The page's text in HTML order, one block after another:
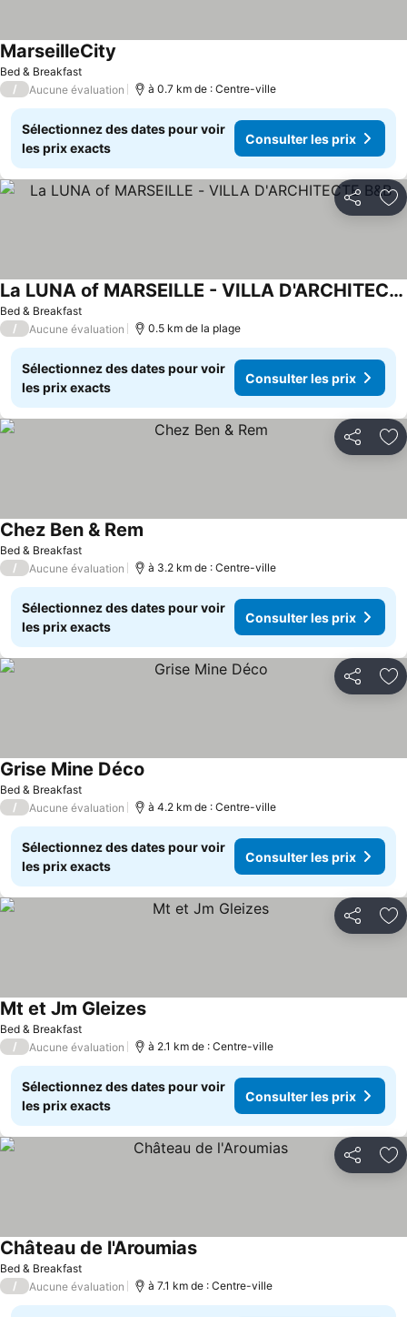
Bed & Breakfast
MarseilleCity
/ Aucune évaluation à 0.7 km de : Centre-ville
Sélectionnez des dates pour voir
les prix exacts
Consulter les prix
Partager
Bed & Breakfast
La LUNA of MARSEILLE - VILLA D'ARCHITECTE B&B
/ Aucune évaluation 0.5 km de la plage
Sélectionnez des dates pour voir
les prix exacts
Consulter les prix
Partager
Bed & Breakfast
Chez Ben & Rem
/ Aucune évaluation à 3.2 km de : Centre-ville
Sélectionnez des dates pour voir
les prix exacts
Consulter les prix
Partager
Bed & Breakfast
Grise Mine Déco
/ Aucune évaluation à 4.2 km de : Centre-ville
Sélectionnez des dates pour voir
les prix exacts
Consulter les prix
Partager
Bed & Breakfast
Mt et Jm Gleizes
/ Aucune évaluation à 2.1 km de : Centre-ville
Sélectionnez des dates pour voir
les prix exacts
Consulter les prix
Partager
Bed & Breakfast
Château de l'Aroumias
/ Aucune évaluation à 7.1 km de : Centre-ville